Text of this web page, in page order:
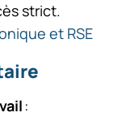
strict.
et RSE
: